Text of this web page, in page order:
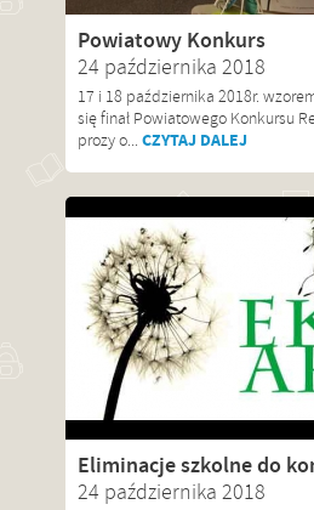
Powiatowy Konkurs
24 października 2018
17 i 18 października 2018r.
się finał Powiatowego Konkursu
prozy o... CZYTAJ DALEJ
Eliminacje szkolne do
24 października 2018